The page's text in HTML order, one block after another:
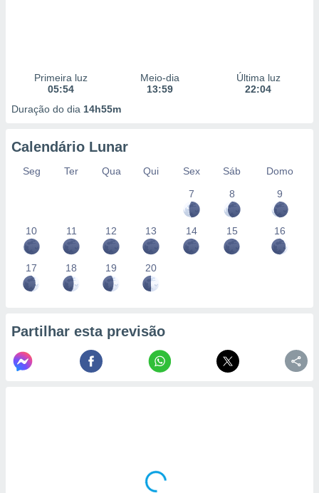
Primeira luz
05:54
Meio-dia
13:59
Última luz
22:04
Duração do dia 14h55m
Calendário Lunar
Seg Ter Qua Qui Sex Sáb
Domo
7
8 9
10 11 12 13 14 15 16
17 18 19 20
Partilhar esta previsão